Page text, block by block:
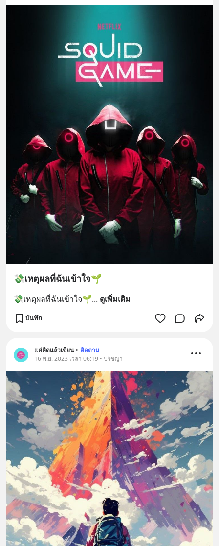
💸เหตุผลที่ฉันเข้าใจ🌱
💸เหตุผลที่ฉันเข้าใจ🌱... ดูเพิ่มเติม
บันทึก
แค่คิดแล้วเขียน • ติดตาม
16 พ.ย. 2023 เวลา 06:19 • ปรัชญา